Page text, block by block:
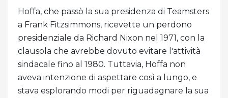
Hoffa, che passò la sua presidenza di Teamsters
a Frank Fitzsimmons, ricevette un perdono
presidenziale da Richard Nixon nel 1971, con la
clausola che avrebbe dovuto evitare l'attività
sindacale fino al 1980. Tuttavia, Hoffa non
aveva intenzione di aspettare così a lungo, e
stava esplorando modi per riguadagnare la sua